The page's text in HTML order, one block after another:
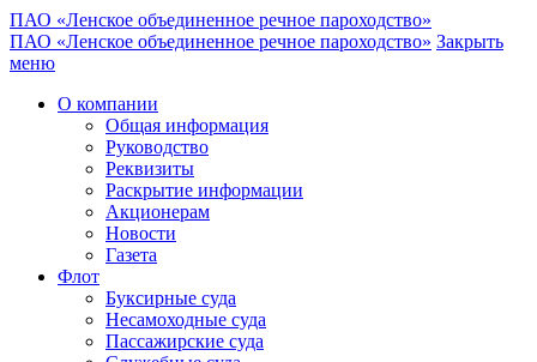
ПАО «Ленское объединенное речное пароходство»
ПАО «Ленское объединенное речное пароходство» Закрыть
меню
О компании
Общая информация
Руководство
Реквизиты
Раскрытие информации
Акционерам
Новости
Газета
Флот
Буксирные суда
Несамоходные суда
Пассажирские суда